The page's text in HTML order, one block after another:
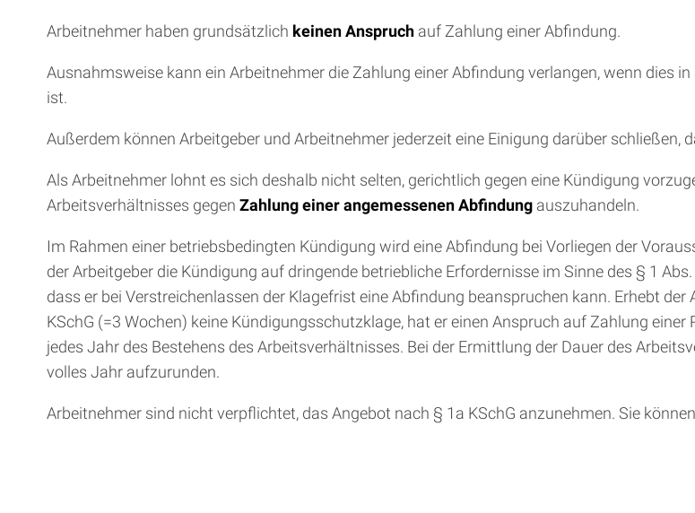
Arbeitnehmer haben grundsätzlich keinen Anspruch auf Zahlung einer Abfindung.
Ausnahmsweise kann ein Arbeitnehmer die Zahlung einer Abfindung verlangen, wenn dies
ist.
Außerdem können Arbeitgeber und Arbeitnehmer jederzeit eine Einigung darüber
Als Arbeitnehmer lohnt es sich deshalb nicht selten, gerichtlich gegen eine Kündigung
Arbeitsverhältnisses gegen Zahlung einer angemessenen Abfindung auszuhandeln.
Im Rahmen einer betriebsbedingten Kündigung wird eine Abfindung bei Vorliegen der
der Arbeitgeber die Kündigung auf dringende betriebliche Erfordernisse im Sinne des § 1
dass er bei Verstreichenlassen der Klagefrist eine Abfindung beanspruchen kann. Erhebt
KSchG (=3 Wochen) keine Kündigungsschutzklage, hat er einen Anspruch auf Zahlung
jedes Jahr des Bestehens des Arbeitsverhältnisses. Bei der Ermittlung der Dauer des
volles Jahr aufzurunden.
Arbeitnehmer sind nicht verpflichtet, das Angebot nach § 1a KSchG anzunehmen. Sie